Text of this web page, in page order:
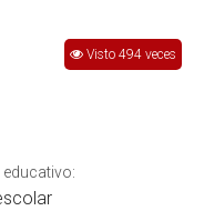
Visto 494 veces
educativo: